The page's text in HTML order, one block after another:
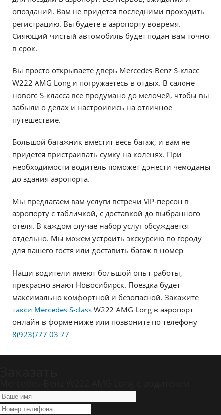
опозданий. Вам не придется последними проходить
регистрацию. Вы будете в аэропорту вовремя.
Сияющий чистый автомобиль будет подан вам точно
в срок.
Вы просто открываете дверь Mercedes-Benz S-класс
W222 AMG Long и погружаетесь в отдых. В салоне
нового S-класса все продумано до мелочей, чтобы вы
забыли о делах и настроились на отличное
путешествие.
Большой багажник вместит весь багаж, и вам не
придется пристраивать сумку на коленях. При
необходимости водитель поможет донести чемоданы
до здания аэропорта.
Мы предлагаем вам услуги встречи VIP-персон в
аэропорту с табличкой, с доставкой до выбранного
отеля. В каждом случае набор услуг обсуждается
отдельно. Мы можем устроить экскурсию по городу
для вашего гостя или доставить багаж в номер.
Наши водители имеют большой опыт работы,
прекрасно знают Новосибирск. Поездка будет
максимально комфортной и безопасной. Закажите
такси Mercedes S-class W222 AMG Long в аэропорт
онлайн в форме ниже или позвоните по телефону
8(923)777 03 77